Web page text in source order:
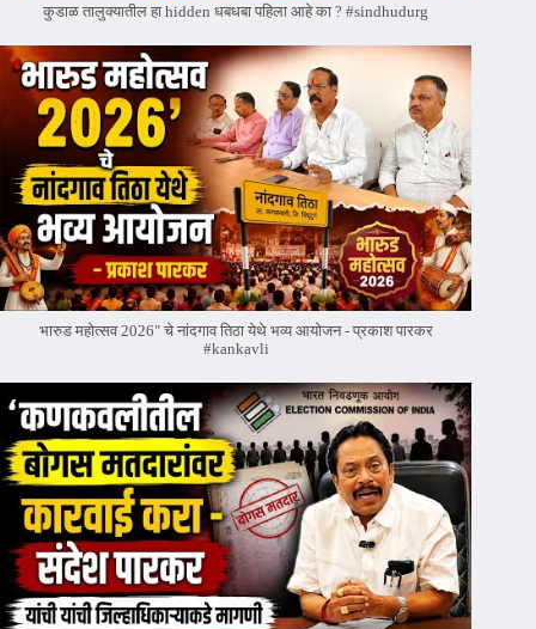
कुडाळ तालुक्यातील हा hidden धबधबा पहिला आहे का ? #sindhudurg
भारुड महोत्सव 2026" चे नांदगाव तिठा येथे भव्य आयोजन - प्रकाश पारकर
#kankavli